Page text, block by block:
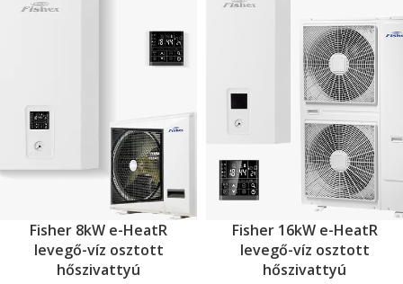
Fisher 8kW e-HeatR
levegő-víz osztott
hőszivattyú
Fisher 16kW e-HeatR
levegő-víz osztott
hőszivattyú